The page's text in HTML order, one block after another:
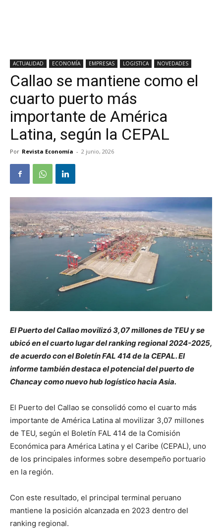
ACTUALIDAD ECONOMÍA EMPRESAS LOGISTICA NOVEDADES
Callao se mantiene como el
cuarto puerto más
importante de América
Latina, según la CEPAL
Por Revista Economía - 2 junio, 2026
El Puerto del Callao movilizó 3,07 millones de TEU y se
ubicó en el cuarto lugar del ranking regional 2024-2025,
de acuerdo con el Boletín FAL 414 de la CEPAL. El
informe también destaca el potencial del puerto de
Chancay como nuevo hub logístico hacia Asia.
El Puerto del Callao se consolidó como el cuarto más
importante de América Latina al movilizar 3,07 millones
de TEU, según el Boletín FAL 414 de la Comisión
Económica para América Latina y el Caribe (CEPAL), uno
de los principales informes sobre desempeño portuario
en la región.
Con este resultado, el principal terminal peruano
mantiene la posición alcanzada en 2023 dentro del
ranking regional.